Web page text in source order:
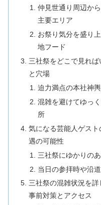
仲見世通り周辺か
主要エリア
お祭り気分を盛り
地フード
三社祭をどこで見れ
と穴場
迫力満点の本社神
混雑を避けてゆっ
所
気になる芸能人ゲス
遇の可能性
三社祭にゆかりの
当日の参拝時や沿
三社祭の混雑状況を
事前対策とアクセス